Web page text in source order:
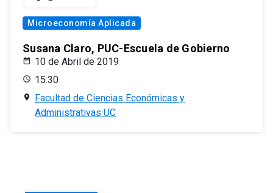
Microeconomía Aplicada
Susana Claro, PUC-Escuela de Gobierno
10 de Abril de 2019
15:30
Facultad de Ciencias Económicas y
Administrativas UC